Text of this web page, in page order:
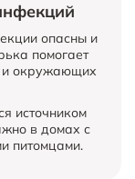
опасны и
помогает
и окружающих
источником
в домах с
питомцами.